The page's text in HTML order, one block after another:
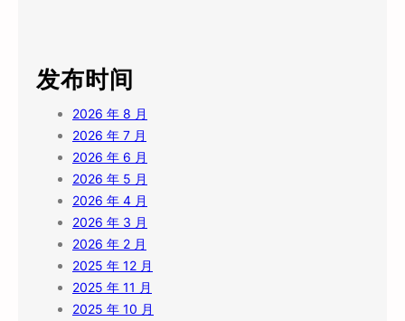
发布时间
2026 年 8 月
2026 年 7 月
2026 年 6 月
2026 年 5 月
2026 年 4 月
2026 年 3 月
2026 年 2 月
2025 年 12 月
2025 年 11 月
2025 年 10 月